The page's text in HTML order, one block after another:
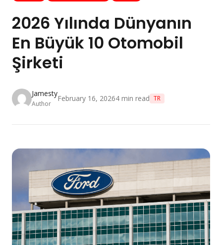
2026 Yılında Dünyanın
En Büyük 10 Otomobil
Şirketi
Jamesty
Author
February 16, 20264 min read TR